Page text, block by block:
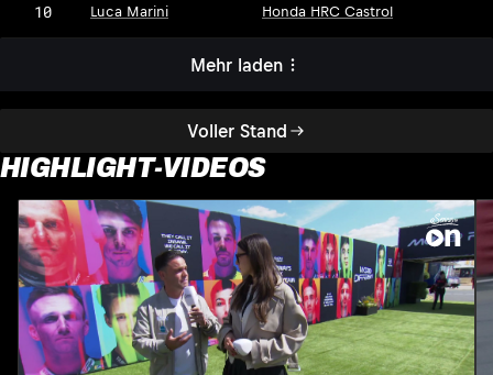
Voller Stand
10 Luca Marini Honda HRC Castrol
Mehr laden
HIGHLIGHT-VIDEOS